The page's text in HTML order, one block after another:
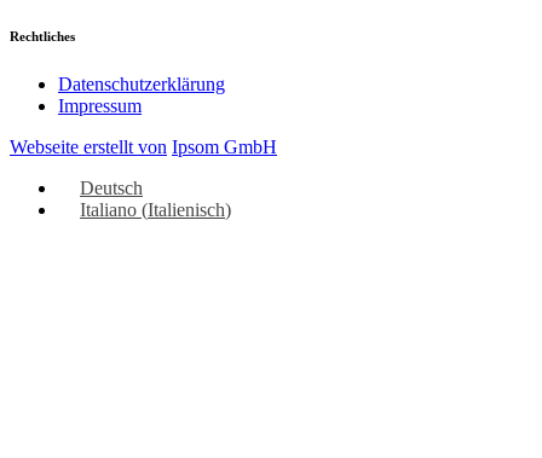
Rechtliches
Datenschutzerklärung
Impressum
Webseite erstellt von Ipsom GmbH
Deutsch
Italiano (Italienisch)